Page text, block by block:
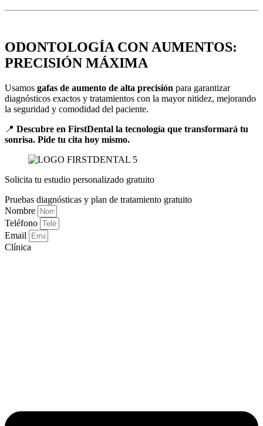
ODONTOLOGÍA CON AUMENTOS:
PRECISIÓN MÁXIMA
Usamos gafas de aumento de alta precisión para garantizar
diagnósticos exactos y tratamientos con la mayor nitidez, mejorando
la seguridad y comodidad del paciente.
📍 Descubre en FirstDental la tecnología que transformará tu
sonrisa. Pide tu cita hoy mismo.
Solicita tu estudio personalizado gratuito
Pruebas diagnósticas y plan de tratamiento gratuito
Nombre
Teléfono
Email
Clínica